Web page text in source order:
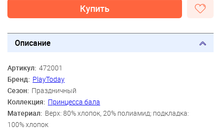
Купить
Описание
Артикул: 472001
Бренд: PlayToday
Сезон: Праздничный
Коллекция: Принцесса бала
Материал: Верх: 80% хлопок, 20% полиамид; подкладка:
100% хлопок